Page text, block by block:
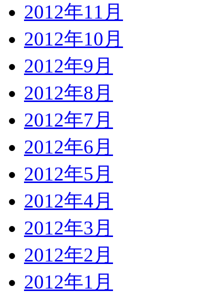
2012年11月
2012年10月
2012年9月
2012年8月
2012年7月
2012年6月
2012年5月
2012年4月
2012年3月
2012年2月
2012年1月